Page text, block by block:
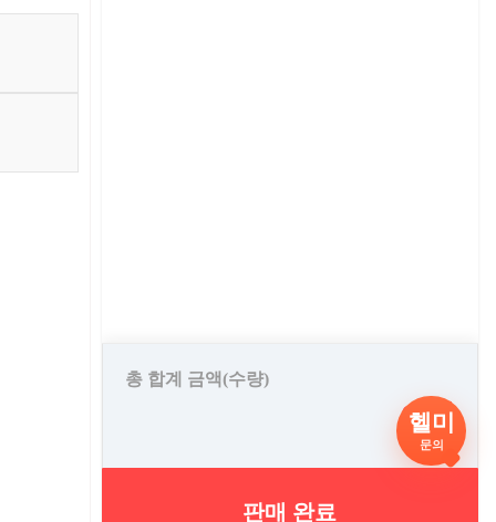
총 합계 금액(수량)
0 원
판매 완료
헬미
문의